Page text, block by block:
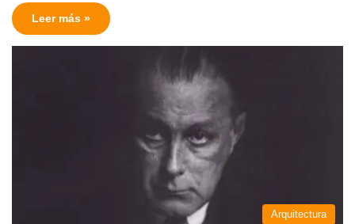
Leer más »
Arquitectura